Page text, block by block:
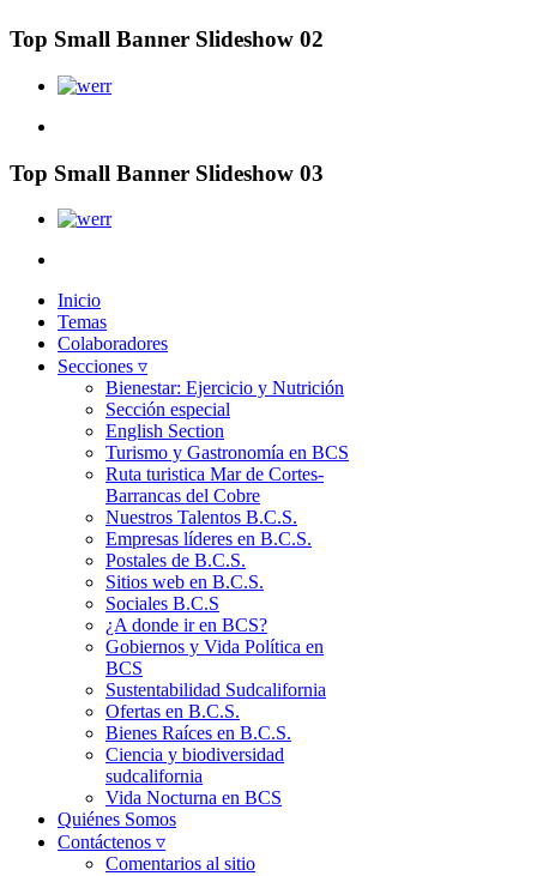
Top Small Banner Slideshow 02
Top Small Banner Slideshow 03
Inicio
Temas
Colaboradores
Secciones ▿
Bienestar: Ejercicio y Nutrición
Sección especial
English Section
Turismo y Gastronomía en BCS
Ruta turistica Mar de Cortes-
Barrancas del Cobre
Nuestros Talentos B.C.S.
Empresas líderes en B.C.S.
Postales de B.C.S.
Sitios web en B.C.S.
Sociales B.C.S
¿A donde ir en BCS?
Gobiernos y Vida Política en
BCS
Sustentabilidad Sudcalifornia
Ofertas en B.C.S.
Bienes Raíces en B.C.S.
Ciencia y biodiversidad
sudcalifornia
Vida Nocturna en BCS
Quiénes Somos
Contáctenos ▿
Comentarios al sitio